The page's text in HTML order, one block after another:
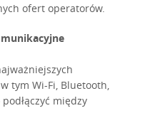
ofert operatorów.
tym Wi-Fi, Bluetooth,
między